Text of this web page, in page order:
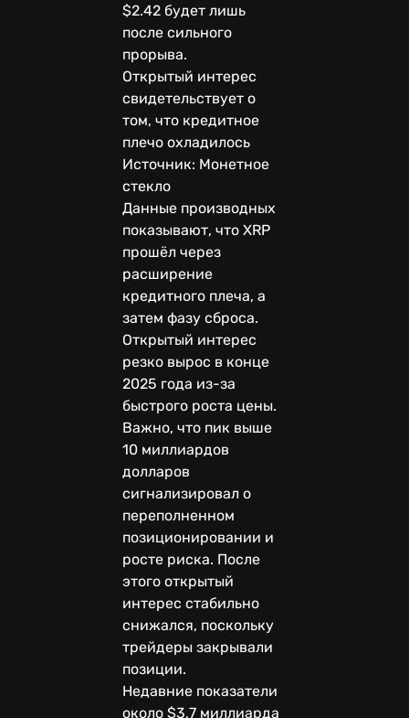
$2.42 будет лишь
после сильного
прорыва.
Открытый интерес
свидетельствует о
том, что кредитное
плечо охладилось
Источник: Монетное
стекло
Данные производных
показывают, что XRP
прошёл через
расширение
кредитного плеча, а
затем фазу сброса.
Открытый интерес
резко вырос в конце
2025 года из-за
быстрого роста цены.
Важно, что пик выше
10 миллиардов
долларов
сигнализировал о
переполненном
позиционировании и
росте риска. После
этого открытый
интерес стабильно
снижался, поскольку
трейдеры закрывали
позиции.
Недавние показатели
около $3,7 миллиарда